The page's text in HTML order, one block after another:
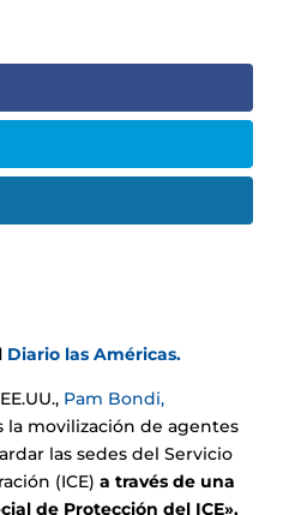
Diario las Américas.
Pam Bondi,
la movilización de agentes
las sedes del Servicio
(ICE) a través de una
de Protección del ICE».